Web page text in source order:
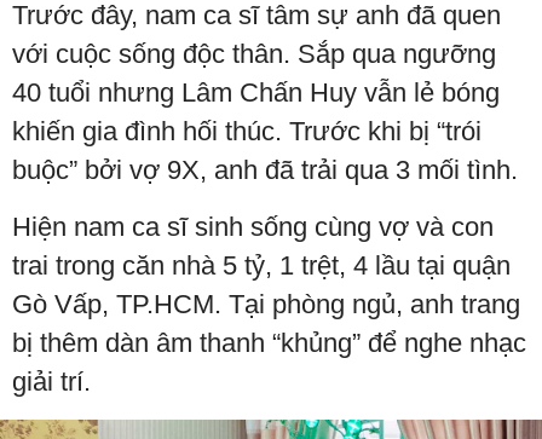
Trước đây, nam ca sĩ tâm sự anh đã quen
với cuộc sống độc thân. Sắp qua ngưỡng
40 tuổi nhưng Lâm Chấn Huy vẫn lẻ bóng
khiến gia đình hối thúc. Trước khi bị “trói
buộc” bởi vợ 9X, anh đã trải qua 3 mối tình.
Hiện nam ca sĩ sinh sống cùng vợ và con
trai trong căn nhà 5 tỷ, 1 trệt, 4 lầu tại quận
Gò Vấp, TP.HCM. Tại phòng ngủ, anh trang
bị thêm dàn âm thanh “khủng” để nghe nhạc
giải trí.